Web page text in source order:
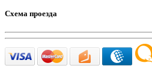
Схема проезда